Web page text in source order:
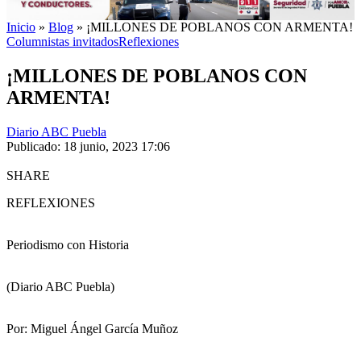
Inicio » Blog » ¡MILLONES DE POBLANOS CON ARMENTA!
Columnistas invitadosReflexiones
¡MILLONES DE POBLANOS CON
ARMENTA!
Diario ABC Puebla
Publicado: 18 junio, 2023 17:06
SHARE
REFLEXIONES
Periodismo con Historia
(Diario ABC Puebla)
Por: Miguel Ángel García Muñoz